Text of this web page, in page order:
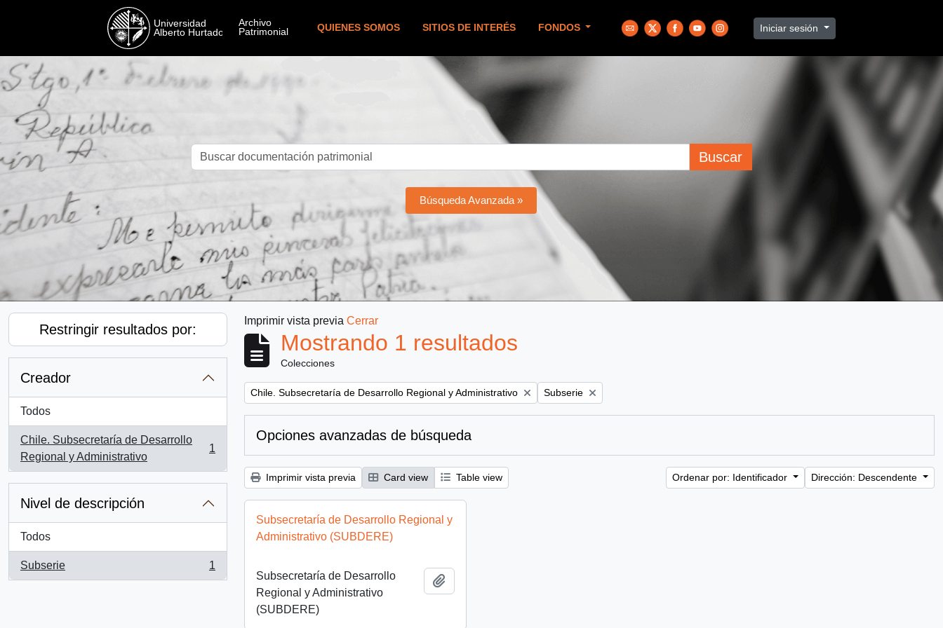
QUIENES SOMOS SITIOS DE INTERÉS FONDOS Iniciar sesión
Buscar
Búsqueda Avanzada »
Restringir resultados por:
Creador
Todos
Chile. Subsecretaría de Desarrollo
Regional y Administrativo
, 1 resultados
1
Nivel de descripción
Todos
Subserie
, 1 resultados
1
Imprimir vista previa Cerrar
Mostrando 1 resultados
Colecciones
Remove filter:
Chile. Subsecretaría de Desarrollo Regional y Administrativo Remove filter:
Subserie
Opciones avanzadas de búsqueda
Imprimir vista previa Card view Table view Ordenar por: Identificador Dirección: Descendente
Subsecretaría de Desarrollo Regional y
Administrativo (SUBDERE)
Subsecretaría de Desarrollo
Regional y Administrativo
(SUBDERE)